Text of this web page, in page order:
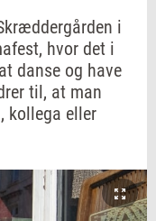
i
hvor det i
danse og have
til, at man
kollega eller